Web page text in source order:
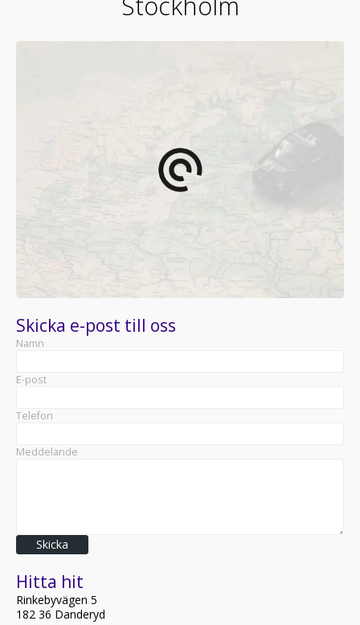
Skicka e-post till oss
Namn
E-post
Telefon
Meddelande
Skicka
Hitta hit
Rinkebyvägen 5
182 36 Danderyd